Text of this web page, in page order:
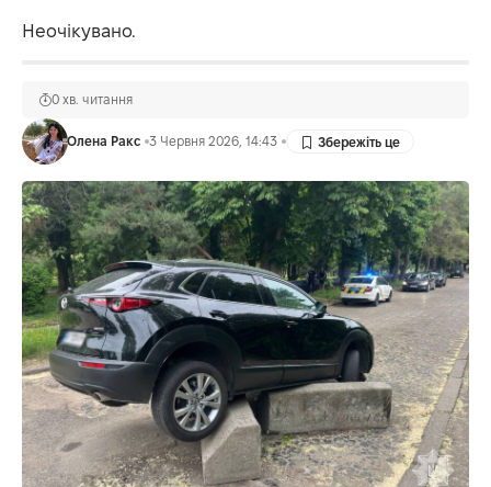
Неочікувано.
Олена Ракс 3 Червня 2026, 14:43
0 хв. читання